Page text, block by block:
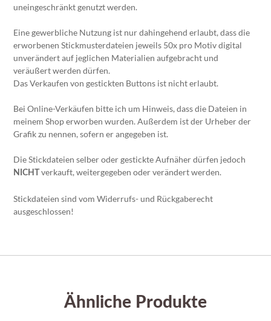
uneingeschränkt genutzt werden.
Eine gewerbliche Nutzung ist nur dahingehend erlaubt, dass die
erworbenen Stickmusterdateien jeweils 50x pro Motiv digital
unverändert auf jeglichen Materialien aufgebracht und
veräußert werden dürfen.
Das Verkaufen von gestickten Buttons ist nicht erlaubt.
Bei Online-Verkäufen bitte ich um Hinweis, dass die Dateien in
meinem Shop erworben wurden. Außerdem ist der Urheber der
Grafik zu nennen, sofern er angegeben ist.
Die Stickdateien selber oder gestickte Aufnäher dürfen jedoch
NICHT verkauft, weitergegeben oder verändert werden.
Stickdateien sind vom Widerrufs- und Rückgaberecht
ausgeschlossen!
Ähnliche Produkte